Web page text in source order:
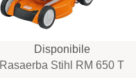
Disponibile
Rasaerba Stihl RM 650 T